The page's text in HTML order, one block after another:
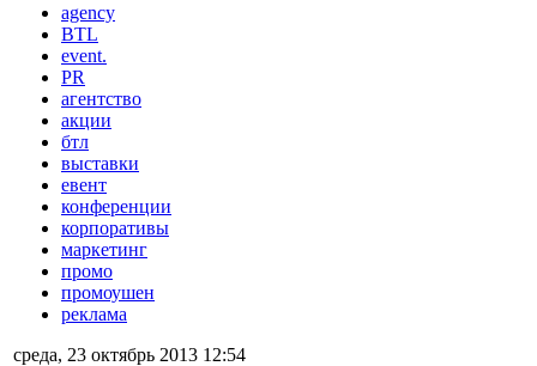
agency
BTL
event.
PR
агентство
акции
бтл
выставки
евент
конференции
корпоративы
маркетинг
промо
промоушен
реклама
среда, 23 октябрь 2013 12:54